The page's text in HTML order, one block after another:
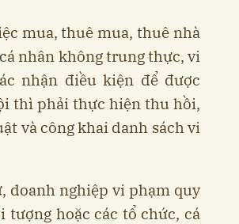
mua, thuê mua, thuê nhà
nhân không trung thực, vi
nhận điều kiện để được
thì phải thực hiện thu hồi,
và công khai danh sách vi
doanh nghiệp vi phạm quy
hoặc các tổ chức, cá